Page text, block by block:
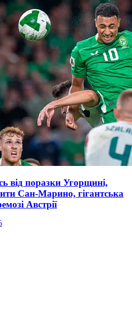
від поразки Угорщині,
Сан-Марино, гігантська
Австрії